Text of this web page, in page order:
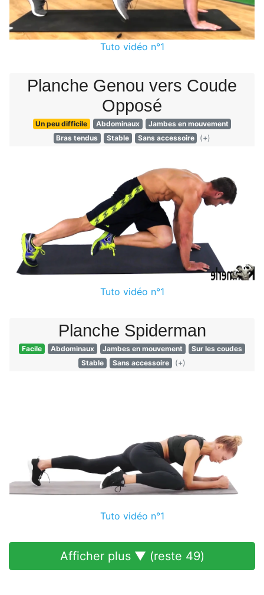
Tuto vidéo n°1
Planche Genou vers Coude
Opposé
Un peu difficile Abdominaux
Jambes en mouvement
Bras tendus
Stable Sans accessoire (+)
Tuto vidéo n°1
Planche Spiderman
Facile Abdominaux Jambes en mouvement
Sur les coudes
Stable
Sans accessoire (+)
Tuto vidéo n°1
Afficher plus ▼ (reste 49)